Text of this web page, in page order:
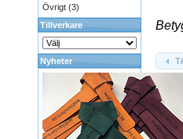
Övrigt (3)
Tillverkare
Nyheter